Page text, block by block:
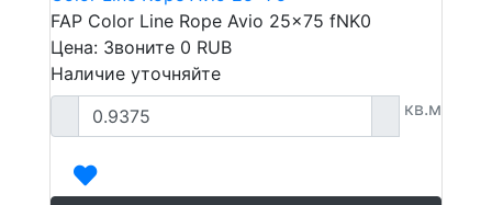
FAP Color Line Rope Avio 25x75 fNK0
Цена: Звоните 0 RUB
Наличие уточняйте
кв.м